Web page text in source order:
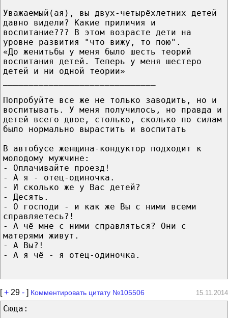
Уважаемый(ая), вы двух-четырёхлетних детей
давно видели? Какие приличия и
воспитание??? В этом возрасте дети на
уровне развития "что вижу, то пою".
«До женитьбы у меня было шесть теорий
воспитания детей. Теперь у меня шестеро
детей и ни одной теории»
Попробуйте все же не только заводить, но и
воспитывать. У меня получилось, но правда и
детей всего двое, столько, сколько по силам
было нормально вырастить и воспитать
В автобусе женщина-кондуктор подходит к
молодому мужчине:
- Оплачивайте проезд!
- А я - отец-одиночка.
- И сколько же у Вас детей?
- Десять.
- О господи - и как же Вы с ними всеми
справляетесь?!
- А чё мне с ними справляться? Они с
матерями живут.
- А Вы?!
- А я чё - я отец-одиночка.
[+ 29 - ] Комментировать цитату №105506 15.11.2014
Сюда: